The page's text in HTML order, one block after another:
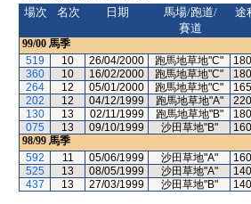
場次
名次 日期
馬場/跑道/
賽道
途
99/00 馬季
519
10 26/04/2000 跑馬地草地"C"
360
10 16/02/2000 跑馬地草地"C"
264
12 05/01/2000 跑馬地草地"C"
202
12 04/12/1999 跑馬地草地"A"
130
13 02/11/1999 跑馬地草地"B"
075
13 09/10/1999 沙田草地"B"
98/99 馬季
592
11 05/06/1999 沙田草地"A"
525
13 08/05/1999 沙田草地"A"
437
13 27/03/1999 沙田草地"B"